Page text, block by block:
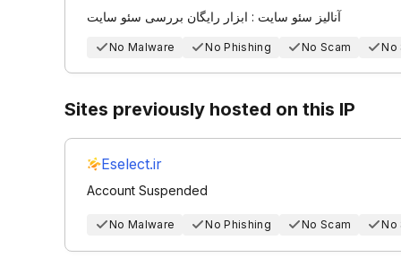
آنالیز سئو سایت : ابزار رایگان بررسی سئو سایت
No Malware No Phishing No Scam No
Sites previously hosted on this IP
Eselect.ir
Account Suspended
No Malware No Phishing No Scam No